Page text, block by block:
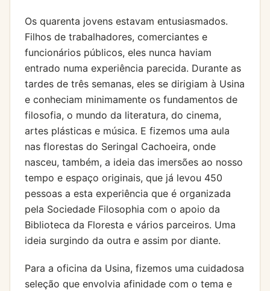
Os quarenta jovens estavam entusiasmados.
Filhos de trabalhadores, comerciantes e
funcionários públicos, eles nunca haviam
entrado numa experiência parecida. Durante as
tardes de três semanas, eles se dirigiam à Usina
e conheciam minimamente os fundamentos de
filosofia, o mundo da literatura, do cinema,
artes plásticas e música. E fizemos uma aula
nas florestas do Seringal Cachoeira, onde
nasceu, também, a ideia das imersões ao nosso
tempo e espaço originais, que já levou 450
pessoas a esta experiência que é organizada
pela Sociedade Filosophia com o apoio da
Biblioteca da Floresta e vários parceiros. Uma
ideia surgindo da outra e assim por diante.
Para a oficina da Usina, fizemos uma cuidadosa
seleção que envolvia afinidade com o tema e